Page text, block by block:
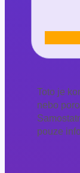
Toto je
nebo
pouze